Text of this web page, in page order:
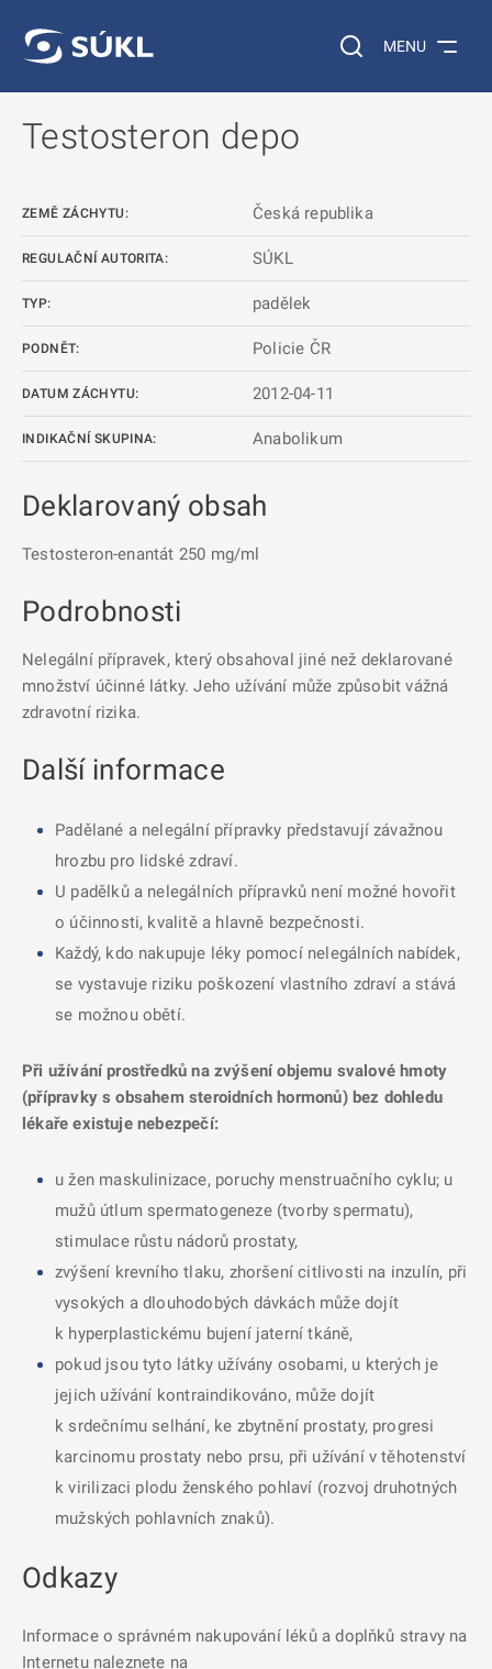
Vyhledávání na
MENU
Testosteron depo
ZEMĚ ZÁCHYTU: Česká republika
REGULAČNÍ AUTORITA: SÚKL
TYP: padělek
PODNĚT: Policie ČR
DATUM ZÁCHYTU: 2012-04-11
INDIKAČNÍ SKUPINA: Anabolikum
Deklarovaný obsah
Testosteron-enantát 250 mg/ml
Podrobnosti
Nelegální přípravek, který obsahoval jiné než deklarované
množství účinné látky. Jeho užívání může způsobit vážná
zdravotní rizika.
Další informace
Padělané a nelegální přípravky představují závažnou
hrozbu pro lidské zdraví.
U padělků a nelegálních přípravků není možné hovořit
o účinnosti, kvalitě a hlavně bezpečnosti.
Každý, kdo nakupuje léky pomocí nelegálních nabídek,
se vystavuje riziku poškození vlastního zdraví a stává
se možnou obětí.
Při užívání prostředků na zvýšení objemu svalové hmoty
(přípravky s obsahem steroidních hormonů) bez dohledu
lékaře existuje nebezpečí:
u žen maskulinizace, poruchy menstruačního cyklu; u
mužů útlum spermatogeneze (tvorby spermatu),
stimulace růstu nádorů prostaty,
zvýšení krevního tlaku, zhoršení citlivosti na inzulín, při
vysokých a dlouhodobých dávkách může dojít
k hyperplastickému bujení jaterní tkáně,
pokud jsou tyto látky užívány osobami, u kterých je
jejich užívání kontraindikováno, může dojít
k srdečnímu selhání, ke zbytnění prostaty, progresi
karcinomu prostaty nebo prsu, při užívání v těhotenství
k virilizaci plodu ženského pohlaví (rozvoj druhotných
mužských pohlavních znaků).
Odkazy
Informace o správném nakupování léků a doplňků stravy na
Internetu naleznete na